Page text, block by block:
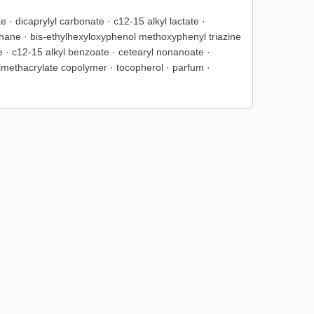
dicaprylyl carbonate · c12-15 alkyl lactate ·
· bis-ethylhexyloxyphenol methoxyphenyl triazine
c12-15 alkyl benzoate · cetearyl nonanoate ·
copolymer · tocopherol · parfum ·